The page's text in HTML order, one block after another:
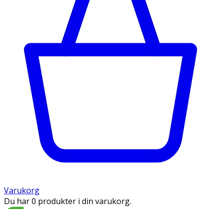
Varukorg
Du har 0 produkter i din varukorg.